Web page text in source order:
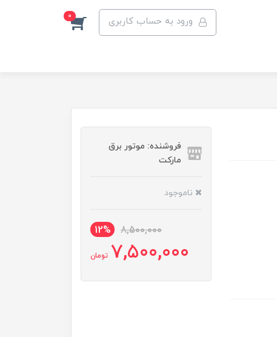
ورود به حساب کاربری 0
فروشنده: موتور برق
مارکت
ناموجود
8,500,000
12%
7,500,000 تومان